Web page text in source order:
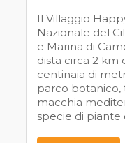
Il Villaggio
Nazionale del
e Marina di
dista circa 2
centinaia di
parco botanico,
macchia
specie di piante